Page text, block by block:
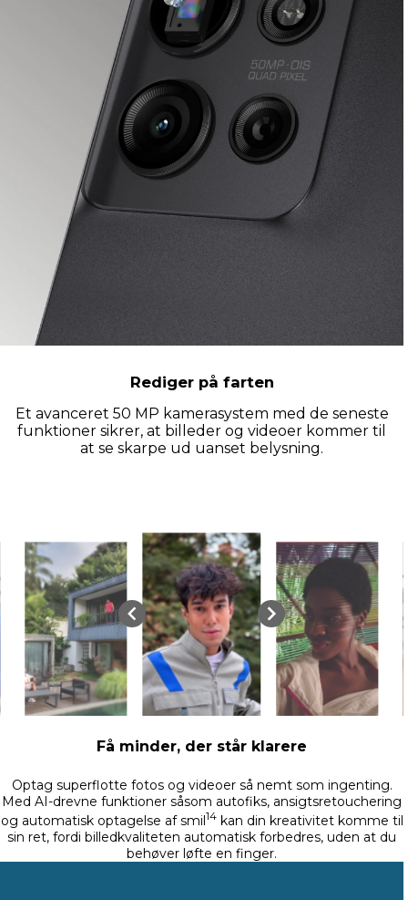
Rediger på farten
Et avanceret 50 MP kamerasystem med de seneste
funktioner sikrer, at billeder og videoer kommer til
at se skarpe ud uanset belysning.
Få minder, der står klarere
Optag superflotte fotos og videoer så nemt som ingenting.
Med AI-drevne funktioner såsom autofiks, ansigtsretouchering
og automatisk optagelse af smil14kan din kreativitet komme til
sin ret, fordi billedkvaliteten automatisk forbedres, uden at du
behøver løfte en finger.